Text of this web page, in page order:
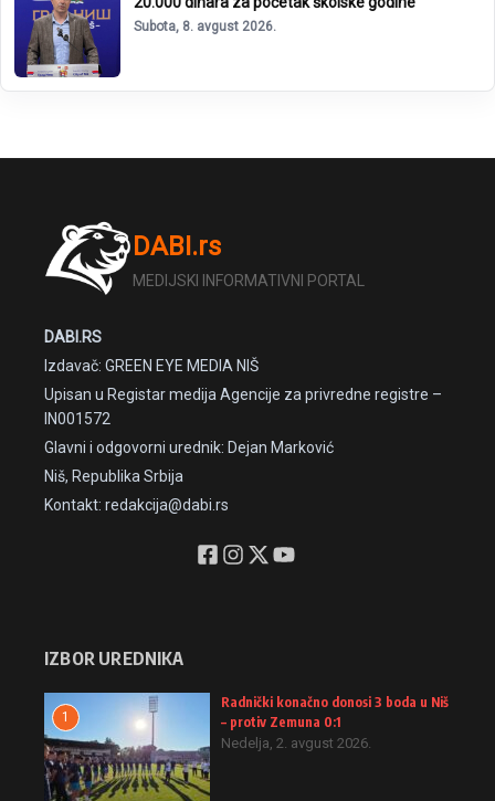
Subota, 8. avgust 2026.
DABI.rs
MEDIJSKI INFORMATIVNI PORTAL
DABI.RS
Izdavač: GREEN EYE MEDIA NIŠ
Upisan u Registar medija Agencije za privredne registre –
IN001572
Glavni i odgovorni urednik: Dejan Marković
Niš, Republika Srbija
Kontakt: redakcija@dabi.rs
IZBOR UREDNIKA
1
Radnički konačno donosi 3 boda u Niš
– protiv Zemuna 0:1
Nedelja, 2. avgust 2026.